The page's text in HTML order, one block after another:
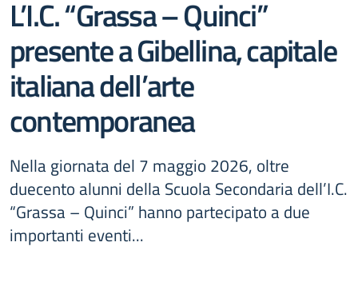
L’I.C. “Grassa – Quinci”
presente a Gibellina, capitale
italiana dell’arte
contemporanea
Nella giornata del 7 maggio 2026, oltre
duecento alunni della Scuola Secondaria dell’I.C.
“Grassa – Quinci” hanno partecipato a due
importanti eventi...